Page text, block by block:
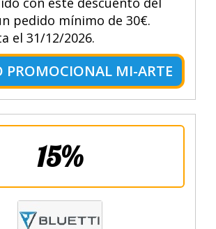
pedido mínimo de 30€.
el 31/12/2026.
PROMOCIONAL MI-ARTE
15%